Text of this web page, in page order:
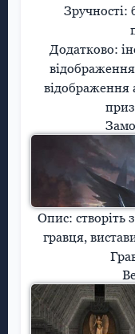
Зручності:
Додатково:
відображення
Опис: створіть
гравця,